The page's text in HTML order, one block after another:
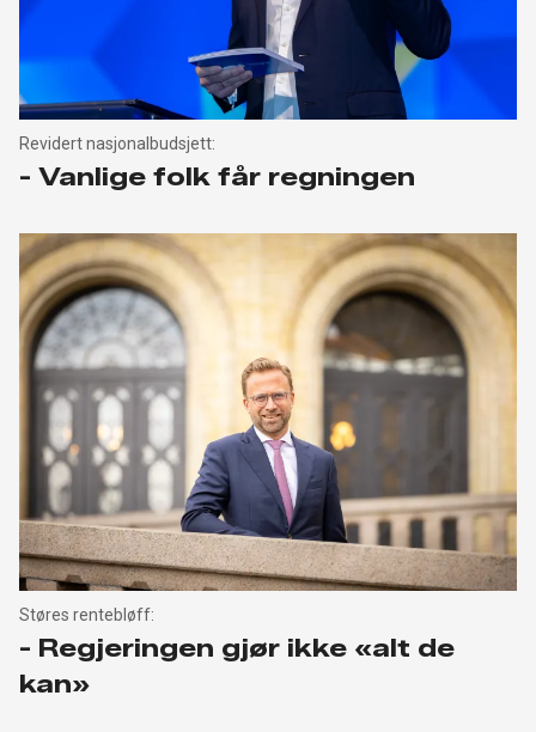
Revidert nasjonalbudsjett:
- Vanlige folk får regningen
Støres rentebløff:
- Regjeringen gjør ikke «alt de
kan»